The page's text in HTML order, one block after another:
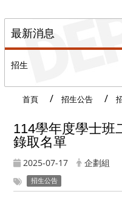
最新消息
招生
首頁 招生公告
114學年度學士班
錄取名單
2025-07-17 企劃組
招生公告